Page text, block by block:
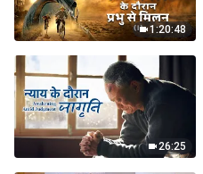
1:20:48
26:25